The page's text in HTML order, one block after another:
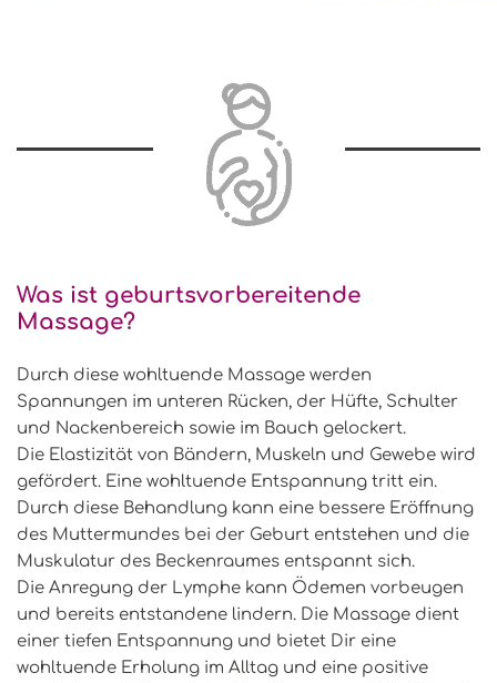
Was ist geburtsvorbereitende
Massage?
Durch diese wohltuende Massage werden
Spannungen im unteren Rücken, der Hüfte, Schulter
und Nackenbereich sowie im Bauch gelockert.
Die Elastizität von Bändern, Muskeln und Gewebe wird
gefördert. Eine wohltuende Entspannung tritt ein.
Durch diese Behandlung kann eine bessere Eröffnung
des Muttermundes bei der Geburt entstehen und die
Muskulatur des Beckenraumes entspannt sich.
Die Anregung der Lymphe kann Ödemen vorbeugen
und bereits entstandene lindern. Die Massage dient
einer tiefen Entspannung und bietet Dir eine
wohltuende Erholung im Alltag und eine positive